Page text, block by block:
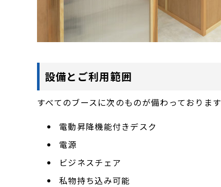
設備とご利用範囲
すべてのブースに次のものが備わっております
電動昇降機能付きデスク
電源
ビジネスチェア
私物持ち込み可能